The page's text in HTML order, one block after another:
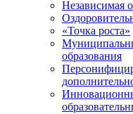
Независимая
«Точка роста»
образования